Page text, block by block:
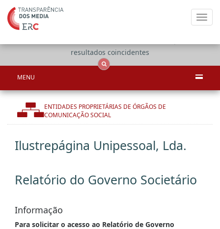
resultados coincidentes
MENU
ENTIDADES PROPRIETÁRIAS DE ÓRGÃOS DE
COMUNICAÇÃO SOCIAL
Ilustrepágina Unipessoal, Lda.
Relatório do Governo Societário
Informação
Para solicitar o acesso ao Relatório de Governo